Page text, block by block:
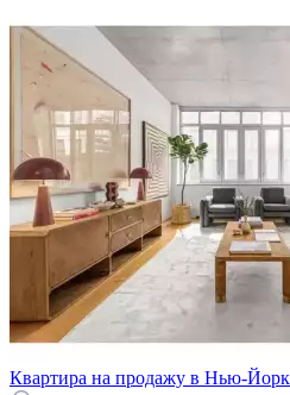
Квартира на продажу в Нью-